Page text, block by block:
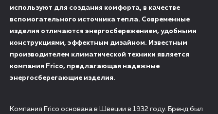
используют для создания комфорта, в качестве
вспомогательного источника тепла. Современные
изделия отличаются энергосбережением, удобными
конструкциями, эффектным дизайном. Известным
производителем климатической техники является
компания Frico, предлагающая надежные
энергосберегающие изделия.
Компания Frico основана в Швеции в 1932 году. Бренд был